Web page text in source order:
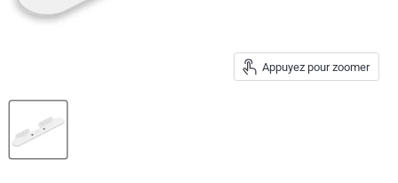
Appuyez pour zoomer